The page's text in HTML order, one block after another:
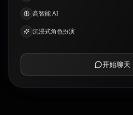
高智能 AI
沉浸式角色扮演
开始聊天